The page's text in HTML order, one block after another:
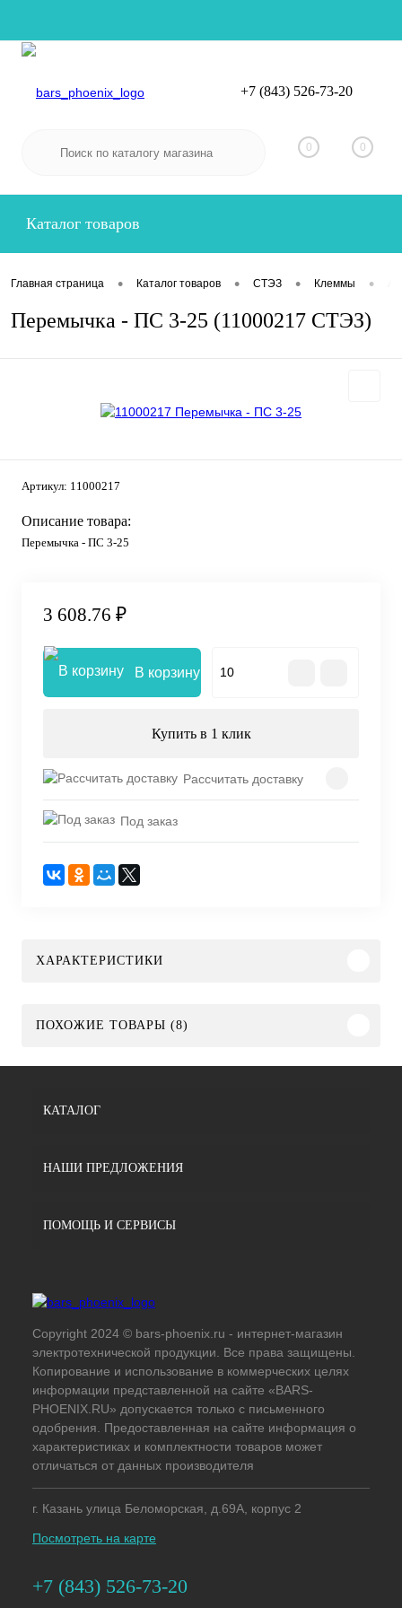
Вход
+7 (843) 526-73-20
0 0
Каталог товаров
Главная страница • Каталог товаров • СТЭЗ • Клеммы •
Перемычка - ПС 3-25 (11000217 СТЭЗ)
Артикул: 11000217
Описание товара:
Перемычка - ПС 3-25
3 608.76 ₽
В корзину
Купить в 1 клик
Рассчитать доставку
Под заказ
ХАРАКТЕРИСТИКИ
ПОХОЖИЕ ТОВАРЫ (8)
КАТАЛОГ
НАШИ ПРЕДЛОЖЕНИЯ
ПОМОЩЬ И СЕРВИСЫ
Copyright 2024 © bars-phoenix.ru - интернет-магазин
электротехнической продукции. Все права защищены.
Копирование и использование в коммерческих целях
информации представленной на сайте «BARS-
PHOENIX.RU» допускается только с письменного
одобрения. Предоставленная на сайте информация о
характеристиках и комплектности товаров может
отличаться от данных производителя
г. Казань улица Беломорская, д.69А, корпус 2
Посмотреть на карте
+7 (843) 526-73-20